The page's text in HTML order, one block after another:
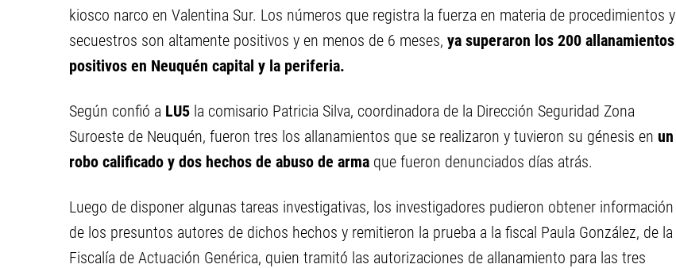
kiosco narco en Valentina Sur. Los números que registra la fuerza en materia de procedimientos y
secuestros son altamente positivos y en menos de 6 meses, ya superaron los 200 allanamientos
positivos en Neuquén capital y la periferia.
Según confió a LU5 la comisario Patricia Silva, coordinadora de la Dirección Seguridad Zona
Suroeste de Neuquén, fueron tres los allanamientos que se realizaron y tuvieron su génesis en un
robo calificado y dos hechos de abuso de arma que fueron denunciados días atrás.
Luego de disponer algunas tareas investigativas, los investigadores pudieron obtener información
de los presuntos autores de dichos hechos y remitieron la prueba a la fiscal Paula González, de la
Fiscalía de Actuación Genérica, quien tramitó las autorizaciones de allanamiento para las tres